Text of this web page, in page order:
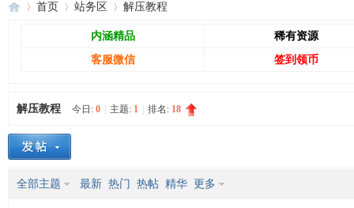
索
首页 站务区 解压教程
内涵精品
稀有资源
客服微信
签到领币
解压教程 今日: 0 主题: 1 排名: 18
全部主题 最新 热门 热帖 精华 更多